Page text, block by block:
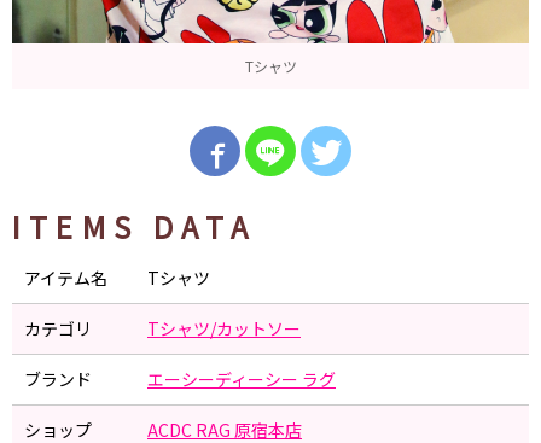
Tシャツ
ITEMS DATA
アイテム名 Tシャツ
カテゴリ Tシャツ/カットソー
ブランド エーシーディーシー ラグ
ショップ ACDC RAG 原宿本店